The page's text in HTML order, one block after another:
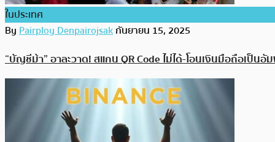
ในประเทศ
ByPairploy Denpairojsakกันยายน 15, 2025
“บัญชีม้า” อาละวาด! สแกน QR Code ไม่ได้-โอนเงินมือถือเป็น